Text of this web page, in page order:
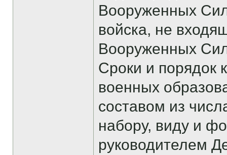
Вооруженных
войска, не
Вооруженных
Сроки и порядок
военных
составом из
набору, виду и
руководителем